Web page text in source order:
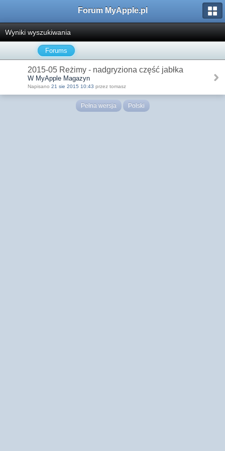
Forum MyApple.pl
Wyniki wyszukiwania
Forums
2015-05 Reżimy - nadgryziona część jabłka
W MyApple Magazyn
Napisano 21 sie 2015 10:43 przez tomasz
Pełna wersja Polski